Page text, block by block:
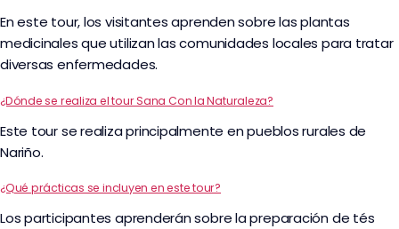
En este tour, los visitantes aprenden sobre las plantas
medicinales que utilizan las comunidades locales para tratar
diversas enfermedades.
¿Dónde se realiza el tour Sana Con la Naturaleza?
Este tour se realiza principalmente en pueblos rurales de
Nariño.
¿Qué prácticas se incluyen en este tour?
Los participantes aprenderán sobre la preparación de tés